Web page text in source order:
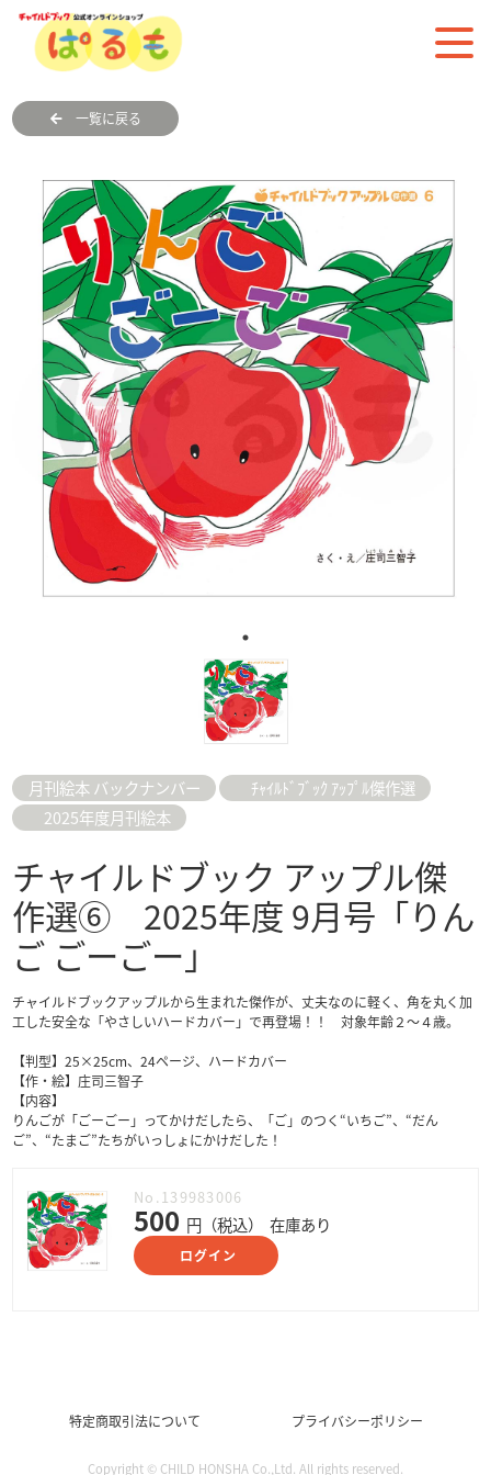
一覧に戻る
月刊絵本 バックナンバー
ﾁｬｲﾙﾄﾞﾌﾞｯｸ ｱｯﾌﾟﾙ傑作選
2025年度月刊絵本
チャイルドブック アップル傑
作選⑥ 2025年度 9月号「りん
ご ごーごー」
チャイルドブックアップルから生まれた傑作が、丈夫なのに軽く、角を丸く加
工した安全な「やさしいハードカバー」で再登場！！ 対象年齢２～４歳。
【判型】25×25cm、24ページ、ハードカバー
【作・絵】庄司三智子
【内容】
りんごが「ごーごー」ってかけだしたら、「ご」のつく“いちご”、“だん
ご”、“たまご”たちがいっしょにかけだした！
No.139983006
500 円（税込） 在庫あり
ログイン
特定商取引法について プライバシーポリシー
Copyright © CHILD HONSHA Co.,Ltd. All rights reserved.